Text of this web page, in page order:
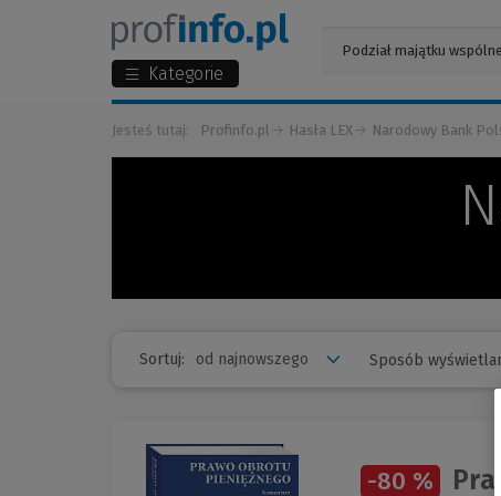
Kategorie
Jesteś tutaj: Profinfo.pl Hasła LEX Narodowy Bank
Sortuj: Sposób
-80 %